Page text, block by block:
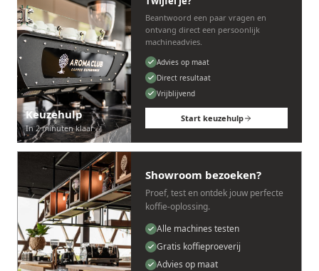
Keuzehulp
In 2 minuten klaar
Beantwoord een paar vragen en
ontvang direct een persoonlijk
machineadvies.
Advies op maat
Direct resultaat
Vrijblijvend
Start keuzehulp
Showroom bezoeken?
Proef, test en ontdek jouw perfecte
koffie-oplossing.
Alle machines testen
Gratis koffieproeverij
Advies op maat